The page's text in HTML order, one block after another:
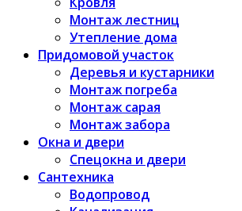
Монтаж лестниц
Утепление дома
Придомовой участок
Деревья и кустарники
Монтаж погреба
Монтаж сарая
Монтаж забора
Окна и двери
Спецокна и двери
Сантехника
Водопровод